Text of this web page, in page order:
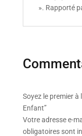
». Rapporté
Soyez le premier à
Enfant”
Votre adresse e-
obligatoires sont